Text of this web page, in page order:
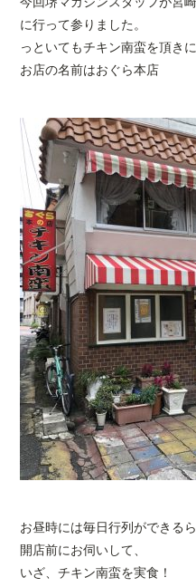
に行って参りました。
っといてもチキン南蛮を頂き
お店の名前はおぐら本店
お昼時には毎日行列ができるら
開店前にお伺いして、
いざ、チキン南蛮を実食！